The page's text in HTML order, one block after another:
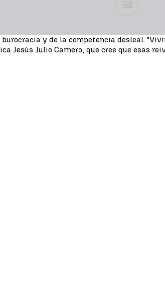
Ad
y de la competencia desleal.
Jesús Julio Carnero, que cree que esas